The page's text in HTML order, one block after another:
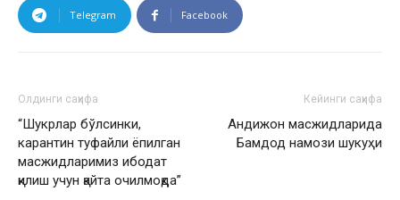
Telegram Facebook
Олдинги саҳифа
“Шукрлар бўлсинки,
карантин туфайли ёпилган
масжидларимиз ибодат
қилиш учун қайта очилмоқда”
Кейинги саҳифа
Андижон масжидларида
Бамдод намози шукуҳи